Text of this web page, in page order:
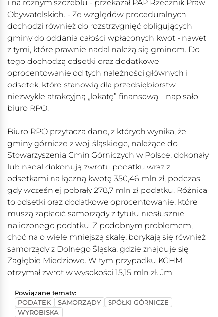
i na różnym szczeblu - przekazał PAP Rzecznik Praw
Obywatelskich. - Ze względów proceduralnych
dochodzi również do rozstrzygnięć obligujących
gminy do oddania całości wpłaconych kwot - nawet
z tymi, które prawnie nadal należą się gminom. Do
tego dochodzą odsetki oraz dodatkowe
oprocentowanie od tych należności głównych i
odsetek, które stanowią dla przedsiębiorstw
niezwykle atrakcyjną „lokatę” finansową – napisało
biuro RPO.
Biuro RPO przytacza dane, z których wynika, że
gminy górnicze z woj. śląskiego, należące do
Stowarzyszenia Gmin Górniczych w Polsce, dokonały
lub nadal dokonują zwrotu podatku wraz z
odsetkami na łączną kwotę 350,46 mln zł, podczas
gdy wcześniej pobrały 278,7 mln zł podatku. Różnica
to odsetki oraz dodatkowe oprocentowanie, które
muszą zapłacić samorządy z tytułu niesłusznie
naliczonego podatku. Z podobnym problemem,
choć na o wiele mniejszą skalę, borykają się również
samorządy z Dolnego Śląska, gdzie znajduje się
Zagłębie Miedziowe. W tym przypadku KGHM
otrzymał zwrot w wysokości 15,15 mln zł. Jm
Powiązane tematy:
PODATEK
SAMORZĄDY
SPÓŁKI GÓRNICZE
WYROBISKA